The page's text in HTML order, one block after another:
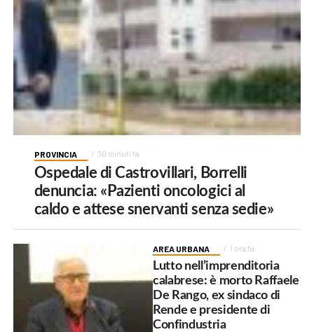
PROVINCIA 30 minuti fa
Ospedale di Castrovillari, Borrelli
denuncia: «Pazienti oncologici al
caldo e attese snervanti senza sedie»
AREA URBANA 1 ora fa
Lutto nell’imprenditoria
calabrese: è morto Raffaele
De Rango, ex sindaco di
Rende e presidente di
Confindustria